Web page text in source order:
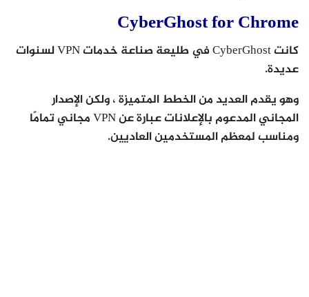
CyberGhost for Chrome
كانت CyberGhost في طليعة صناعة خدمات VPN لسنوات
عديدة.
وهو يقدم العديد من الخطط المتميزة ، ولكن الإصدار
المجاني المدعوم بالإعلانات عبارة عن VPN مجاني تمامًا
ومناسب لمعظم المستخدمين العاديين.